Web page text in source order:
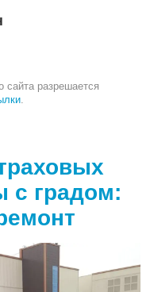
сайта разрешается
с градом: